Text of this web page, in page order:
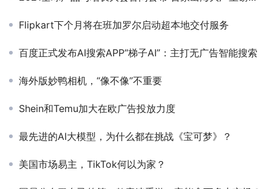
Flipkart下个月将在班加罗尔启动超本地交付服务
百度正式发布AI搜索APP“梯子AI”：主打无广告智能搜索
海外版妙鸭相机，“像不像”不重要
Shein和Temu加大在欧广告投放力度
最先进的AI大模型，为什么都在挑战《宝可梦》？
美国市场易主，TikTok何以为家？